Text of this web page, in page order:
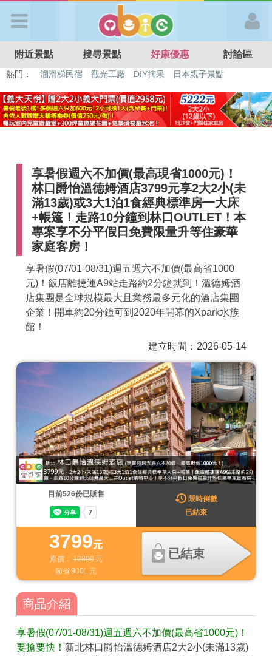
APP登入
首 頁
好康優惠
最新消息
最新留言
商家合作
推薦景點
討論區
聯絡我們
APP下載
附近景點 搜尋景點 好康優惠 討論區
熱門： 特色遊戲場 親子住房優惠 台北親子餐廳
溫泉泡湯SPA
享暑假週六不加價(最高現省1000元)！
林口爵怡溫德姆酒店3799元享2大2小(未
滿13歲)或3大1泊1食經典標準房一大床
+帳篷！走路10分鐘到林口OUTLET！本
專案享不分平假日免費限量升等住豪華
家庭客房！
享暑假(07/01-08/31)週五週六不加價(最高省1000
元)！飯店離捷運A9站走路約2分鐘就到！溫德姆酒
店集團是全球規模最大且業務最多元化的酒店集團
企業！開車約20分鐘可到2020年開幕的Xpark水族
館！
建立時間：2026-05-14
3799元
原價： 12800 元
節省9001 元
已結束
目前526份已販售
限時倒數
已結束
商品介紹
享暑假(07/01-08/31)週五週六不加價(最高省1000元)！
要搶要快！ 新北林口爵怡溫德姆酒店2大2小(未滿13歲)